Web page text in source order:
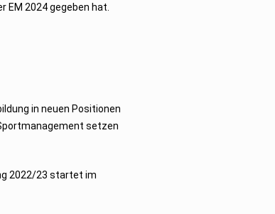
EM 2024 gegeben hat.
in neuen Positionen
setzen
2022/23 startet im